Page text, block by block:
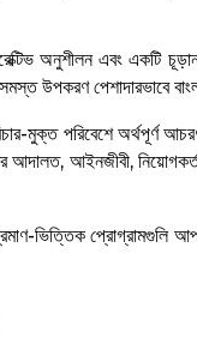
অনুশীলন এবং একটি
উপকরণ পেশাদারভাবে
মুক্ত পরিবেশে অর্থপূর্ণ
আইনজীবী,
ভিত্তিক প্রোগ্রামগুলি